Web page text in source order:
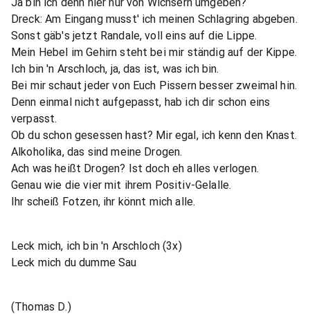
Dreck: Am Eingang musst' ich meinen Schlagring abgeben.
Sonst gäb's jetzt Randale, voll eins auf die Lippe.
Mein Hebel im Gehirn steht bei mir ständig auf der Kippe.
Ich bin 'n Arschloch, ja, das ist, was ich bin.
Bei mir schaut jeder von Euch Pissern besser zweimal hin.
Denn einmal nicht aufgepasst, hab ich dir schon eins
verpasst.
Ob du schon gesessen hast? Mir egal, ich kenn den Knast.
Alkoholika, das sind meine Drogen.
Ach was heißt Drogen? Ist doch eh alles verlogen.
Genau wie die vier mit ihrem Positiv-Gelalle.
Ihr scheiß Fotzen, ihr könnt mich alle.
Leck mich, ich bin 'n Arschloch (3x)
Leck mich du dumme Sau
(Thomas D.)